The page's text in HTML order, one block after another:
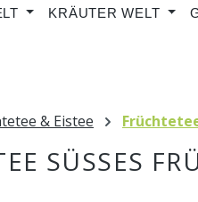
KRÄUTER WELT
& Eistee
SÜSSES